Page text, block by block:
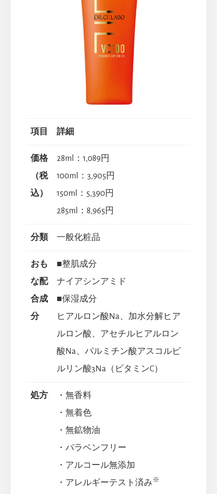
項目 詳細
価格
（税
込）
28ml：1,089円
100ml：3,905円
150ml：5,390円
285ml：8,965円
分類 一般化粧品
おも
な配
合成
分
■整肌成分
ナイアシンアミド
■保湿成分
ヒアルロン酸Na、加水分解ヒア
ルロン酸、アセチルヒアルロン
酸Na、パルミチン酸アスコルビ
ルリン酸3Na（ビタミンC）
処方
・無香料
・無着色
・無鉱物油
・パラベンフリー
・アルコール無添加
・アレルギーテスト済み ※